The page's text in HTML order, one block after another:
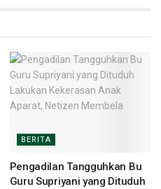
BERITA
Pengadilan Tangguhkan Bu
Guru Supriyani yang Dituduh